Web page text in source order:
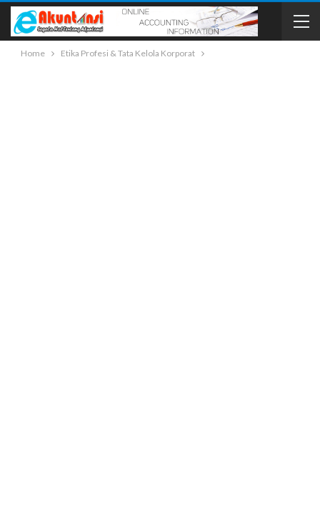
Home Etika Profesi & Tata Kelola Korporat